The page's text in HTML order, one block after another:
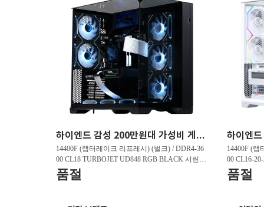
하이엔드 감성 200만원대 가성비 게이밍PC HY263 FHD 리그오브레전드 200 프레임 , 발로란트 240 프레임 , 배틀그라운드 150 프레임
14400F (랩터레이크 리프레시) (벌크) / DDR4-36
00 CL18 TURBOJET UD848 RGB BLACK 서린 (3
2GB(16Gx2)) / B760M DS3H D4 제이씨현 / 지포
스 RTX 5060 DUAL OC D7 8GB 이엠텍 / T500 M.
품절
14400F (랩
00 CL16-
5060
품절